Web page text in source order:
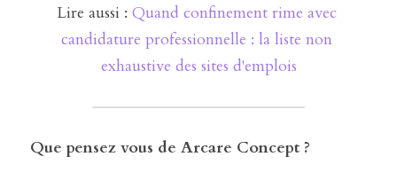
Lire aussi : Quand confinement rime avec
candidature professionnelle : la liste non
exhaustive des sites d'emplois
Que pensez vous de Arcare Concept ?